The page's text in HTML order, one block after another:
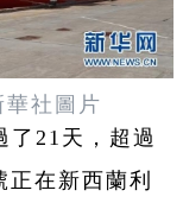
華社圖片
了21天，超過
在新西蘭利